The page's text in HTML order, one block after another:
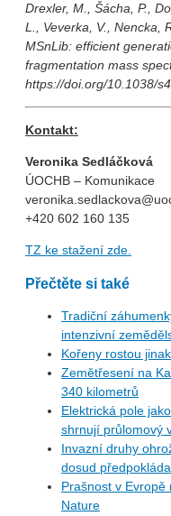
Drexler, M., Šácha, P.,
L., Veverka, V., Nencka,
MSnLib: efficient
fragmentation mass
https://doi.org/10.1038/
Kontakt:
Veronika Sedláčková
ÚOCHB – Komunikace
+420 602 160 135
TZ ke stažení zde.
Přečtěte si také
Tradiční
intenzivní
Kořeny rostou
Zemětřesení na
340 kilometrů
Elektrická pole
shrnují průlomový
Invazní druhy
dosud
Prašnost v Evropě
Nature